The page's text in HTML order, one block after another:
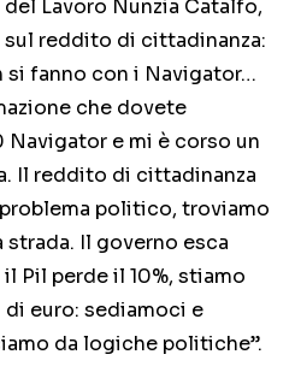
Lavoro Nunzia Catalfo,
reddito di cittadinanza:
si fanno con i Navigator…
che dovete
Navigator e mi è corso un
Il reddito di cittadinanza
politico, troviamo
strada. Il governo esca
Pil perde il 10%, stiamo
euro: sediamoci e
da logiche politiche”.